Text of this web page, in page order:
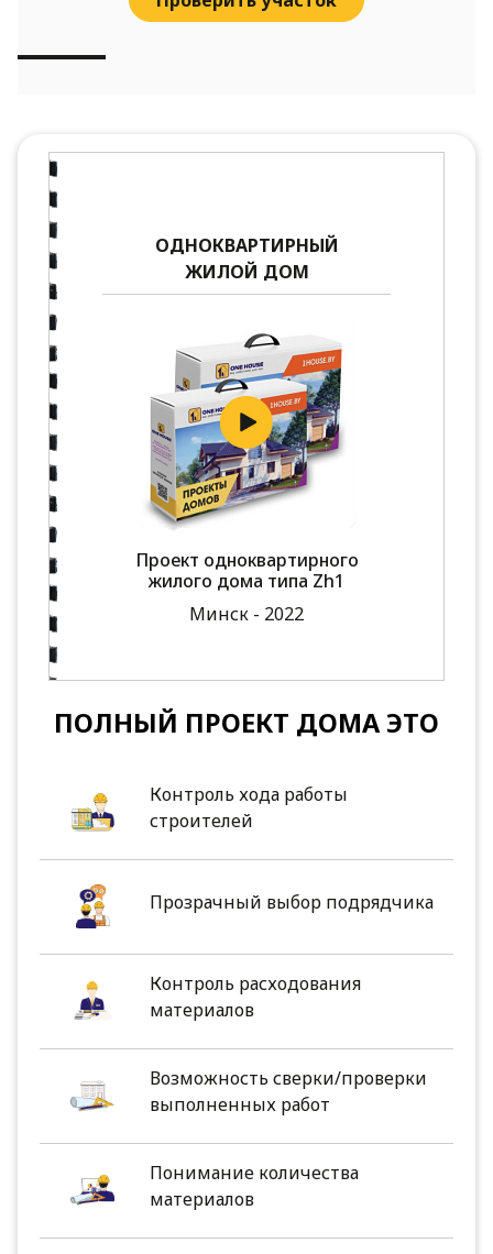
ОДНОКВАРТИРНЫЙ
ЖИЛОЙ ДОМ
Проект одноквартирного
жилого дома типа Zh1
Минск - 2022
ПОЛНЫЙ ПРОЕКТ ДОМА ЭТО
Контроль хода работы
строителей
Прозрачный выбор подрядчика
Контроль расходования
материалов
Возможность сверки/проверки
выполненных работ
Понимание количества
материалов